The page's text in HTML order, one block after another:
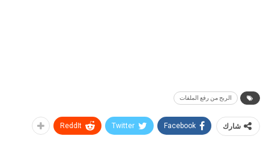
الربح من رفع الملفات
شارك Facebook
Twitter
ReddIt